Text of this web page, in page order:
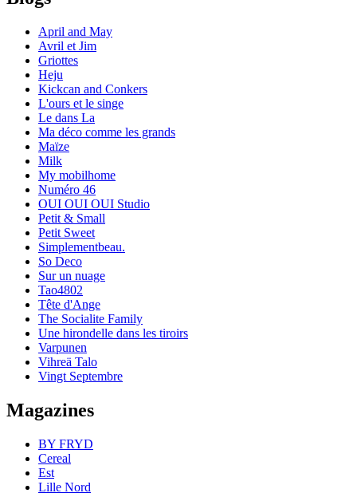
April and May
Avril et Jim
Griottes
Heju
Kickcan and Conkers
L'ours et le singe
Le dans La
Ma déco comme les grands
Maïze
Milk
My mobilhome
Numéro 46
OUI OUI OUI Studio
Petit & Small
Petit Sweet
Simplementbeau.
So Deco
Sur un nuage
Tao4802
Tête d'Ange
The Socialite Family
Une hirondelle dans les tiroirs
Varpunen
Vihreä Talo
Vingt Septembre
Magazines
BY FRYD
Cereal
Est
Lille Nord